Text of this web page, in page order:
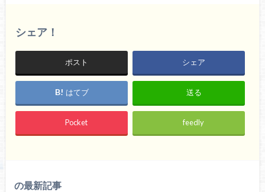
シェア！
ポスト シェア
はてブ 送る
Pocket feedly
の最新記事